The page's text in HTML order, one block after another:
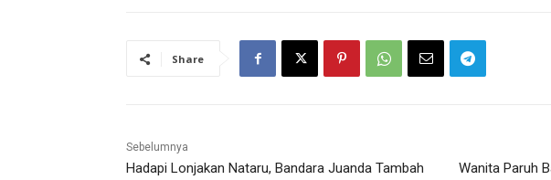
Share
Sebelumnya
Hadapi Lonjakan Nataru, Bandara Juanda Tambah
Wanita Paruh